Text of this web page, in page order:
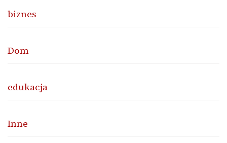
biznes
Dom
edukacja
Inne